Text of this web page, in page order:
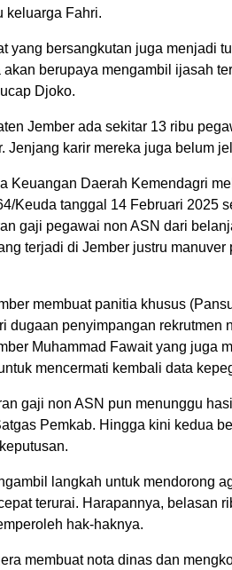
keluarga Fahri.
yang bersangkutan juga menjadi
akan berupaya mengambil ijasah
Djoko.
Jember ada sekitar 13 ribu
Jenjang karir mereka juga belum
Keuangan Daerah Kemendagri
Keuda tanggal 14 Februari 2025
gaji pegawai non ASN dari
terjadi di Jember justru
membuat panitia khusus
dugaan penyimpangan rekrutmen
Muhammad Fawait yang juga
mencermati kembali data
gaji non ASN pun menunggu
Pemkab. Hingga kini kedua
langkah untuk mendorong
terurai. Harapannya, belasan
hak-haknya.
membuat nota dinas dan